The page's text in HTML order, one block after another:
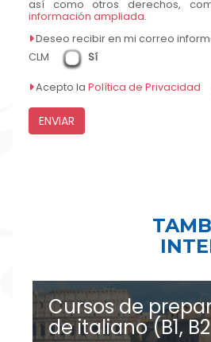
así como otros derechos,
información ampliada.
Deseo recibir en mi correo
CLM
Sí
Acepto laPolítica de Privacidad
Cursos de
de italiano (B1,